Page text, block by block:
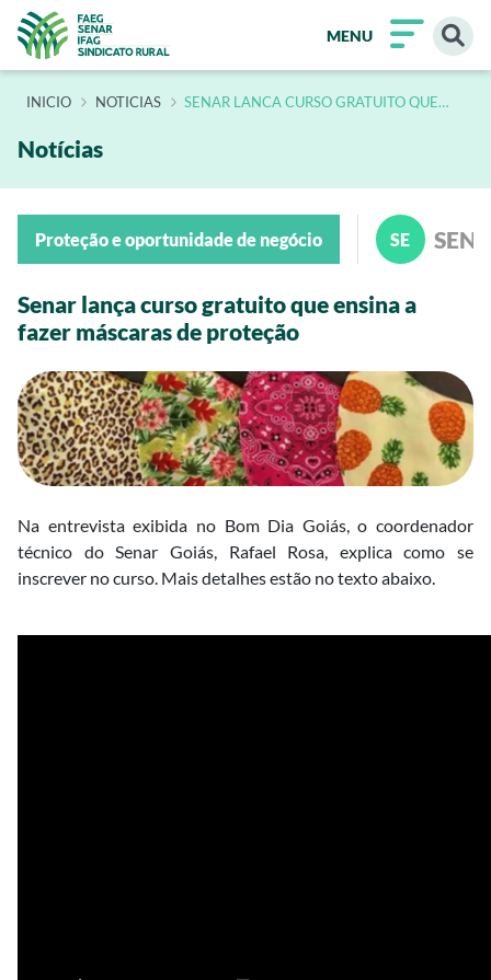
MENU
INÍCIO NOTICIAS SENAR LANCA CURSO GRATUITO QUE
Notícias
Proteção e oportunidade de negócio SE
Senar lança curso gratuito que ensina a
fazer máscaras de proteção
Na entrevista exibida no Bom Dia Goiás, o coordenador
técnico do Senar Goiás, Rafael Rosa, explica como se
inscrever no curso. Mais detalhes estão no texto abaixo.